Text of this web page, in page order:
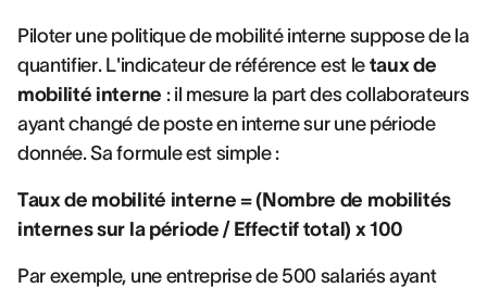
Piloter une politique de mobilité interne suppose de la
quantifier. L'indicateur de référence est le taux de
mobilité interne : il mesure la part des collaborateurs
ayant changé de poste en interne sur une période
donnée. Sa formule est simple :
Taux de mobilité interne = (Nombre de mobilités
internes sur la période / Effectif total) x 100
Par exemple, une entreprise de 500 salariés ayant